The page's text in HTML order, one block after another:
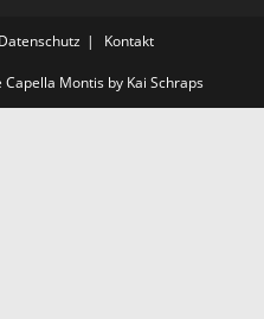
Kontakt
Montis by Kai Schraps